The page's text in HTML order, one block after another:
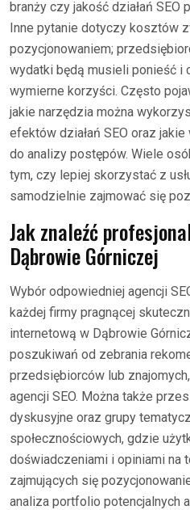
branży czy jakość działań SEO
Inne pytanie dotyczy kosztów
pozycjonowaniem;
wydatki będą musieli ponieść i
wymierne korzyści. Często
jakie narzędzia można
efektów działań SEO oraz
do analizy postępów. Wiele
tym, czy lepiej skorzystać z
samodzielnie zajmować się
Jak znaleźć
Dąbrowie Górniczej
Wybór odpowiedniej agencji
każdej firmy pragnącej
internetową w Dąbrowie
poszukiwań od zebrania
przedsiębiorców lub
agencji SEO. Można także
dyskusyjne oraz grupy
społecznościowych, gdzie
doświadczeniami i opiniami na
zajmujących się
analiza portfolio potencjalnych